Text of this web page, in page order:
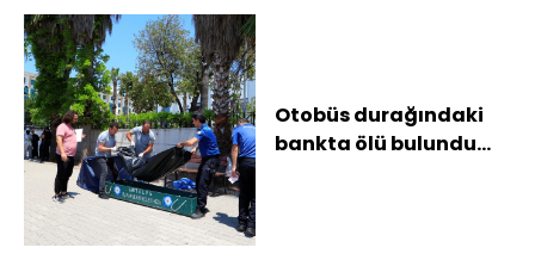
Otobüs durağındaki
bankta ölü bulundu